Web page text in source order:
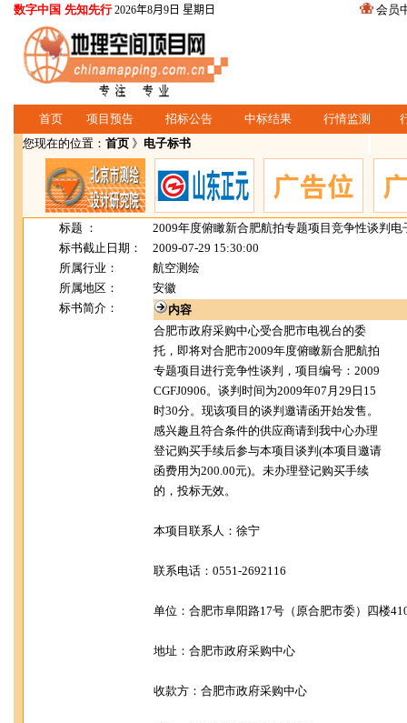
数字中国 先知先行 2026年8月9日 星期日 会员
首页 项目预告 招标公告 中标结果 行情监测
您现在的位置： 首页 》 电子标书
标题 ：
2009年度俯瞰新合肥航拍专题项目竞争性谈判电
标书截止日期：
2009-07-29 15:30:00
所属行业：
航空测绘
所属地区：
安徽
标书简介：
内容
合肥市政府采购中心受合肥市电视台的委
托，即将对合肥市2009年度俯瞰新合肥航拍
专题项目进行竞争性谈判，项目编号：2009
CGFJ0906。谈判时间为2009年07月29日15
时30分。现该项目的谈判邀请函开始发售。
感兴趣且符合条件的供应商请到我中心办理
登记购买手续后参与本项目谈判(本项目邀请
函费用为200.00元)。未办理登记购买手续
的，投标无效。
本项目联系人：徐宁
联系电话：0551-2692116
单位：合肥市阜阳路17号（原合肥市委）四楼
地址：合肥市政府采购中心
收款方：合肥市政府采购中心